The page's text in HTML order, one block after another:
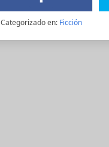
Categorizado en: Ficción